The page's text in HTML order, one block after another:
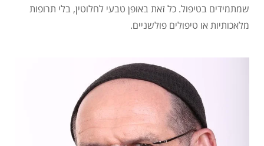
שמתמידים בטיפול. כל זאת באופן טבעי לחלוטין, בלי תרופות
מלאכותיות או טיפולים פולשניים.